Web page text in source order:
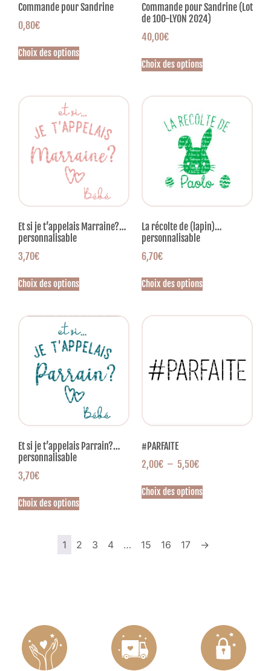
Commande pour Sandrine
0,80€
Choix des options
Commande pour Sandrine (Lot
de 100-LYON 2024)
40,00€
Choix des options
Et si je t’appelais Marraine?…
personnalisable
3,70€
Choix des options
La récolte de (lapin)…
personnalisable
6,70€
Choix des options
Et si je t’appelais Parrain?…
personnalisable
3,70€
Choix des options
#PARFAITE
2,00€ – 5,50€
Choix des options
1 2 3 4 … 15 16 17 →